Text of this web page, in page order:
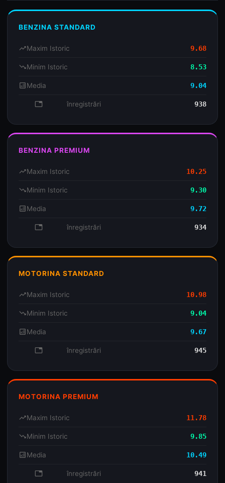
BENZINA STANDARD
trending_upMaxim Istoric 9.68
trending_downMinim Istoric 8.53
analyticsMedia 9.04
database înregistrări 938
BENZINA PREMIUM
trending_upMaxim Istoric 10.25
trending_downMinim Istoric 9.30
analyticsMedia 9.72
database înregistrări 934
MOTORINA STANDARD
trending_upMaxim Istoric 10.98
trending_downMinim Istoric 9.04
analyticsMedia 9.67
database înregistrări 945
MOTORINA PREMIUM
trending_upMaxim Istoric 11.78
trending_downMinim Istoric 9.85
analyticsMedia 10.49
database înregistrări 941